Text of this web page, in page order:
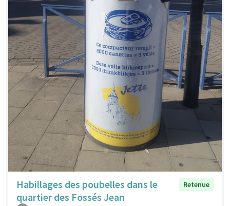
Habillages des poubelles dans le
quartier des Fossés Jean
Retenue